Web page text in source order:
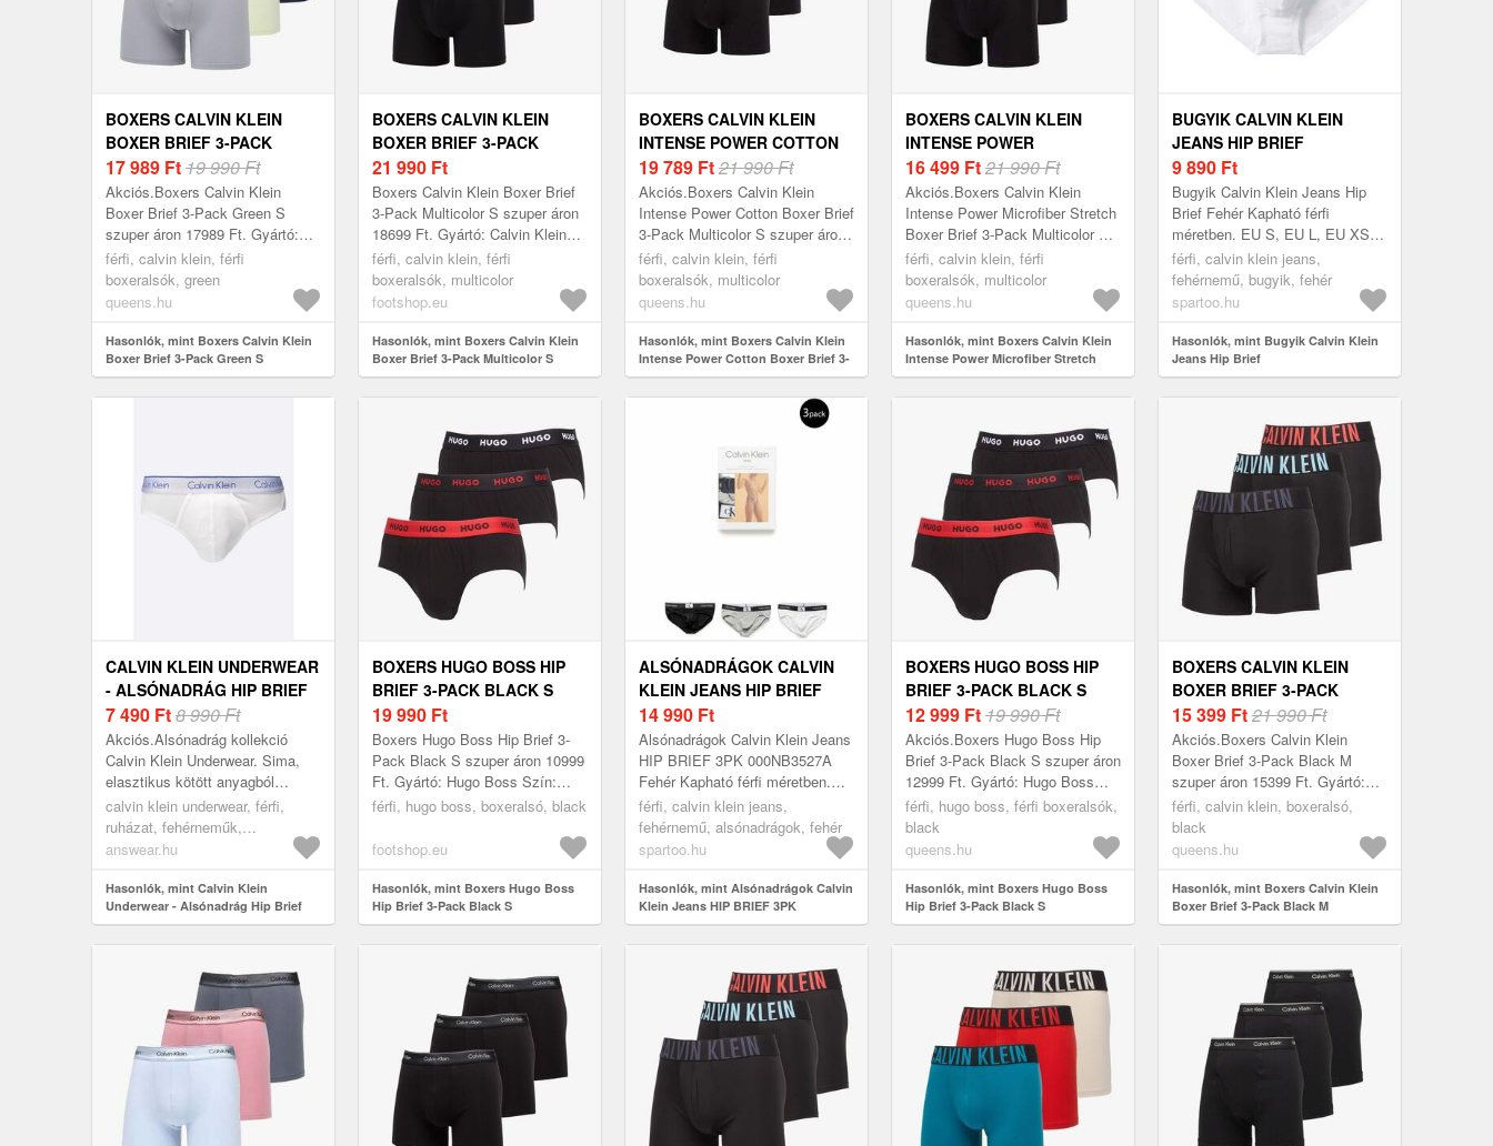
BOXERS CALVIN KLEIN
BOXER BRIEF 3-PACK
GREEN S
17 989 Ft19 990 Ft
Akciós.Boxers Calvin Klein
Boxer Brief 3-Pack Green S
szuper áron 17989 Ft. Gyártó:
Calvin Klein Szín: Green Méret:
S
férfi, calvin klein, férfi
boxeralsók, green
queens.hu
Hasonlók, mint Boxers Calvin Klein
Boxer Brief 3-Pack Green S
BOXERS CALVIN KLEIN
BOXER BRIEF 3-PACK
MULTICOLOR S
21 990 Ft
Boxers Calvin Klein Boxer Brief
3-Pack Multicolor S szuper áron
18699 Ft. Gyártó: Calvin Klein
Szín: Multicolor Méret: S
férfi, calvin klein, férfi
boxeralsók, multicolor
footshop.eu
Hasonlók, mint Boxers Calvin Klein
Boxer Brief 3-Pack Multicolor S
BOXERS CALVIN KLEIN
INTENSE POWER COTTON
BOXER BRIEF 3-PACK
MULTICOLOR S
19 789 Ft21 990 Ft
Akciós.Boxers Calvin Klein
Intense Power Cotton Boxer Brief
3-Pack Multicolor S szuper áron
19789 Ft. Gyártó: Calvin Klein
Szín: Multicolor Méret: S
férfi, calvin klein, férfi
boxeralsók, multicolor
queens.hu
Hasonlók, mint Boxers Calvin Klein
Intense Power Cotton Boxer Brief 3-
Pack Multicolor S
BOXERS CALVIN KLEIN
INTENSE POWER
MICROFIBER STRETCH
BOXER BRIEF 3-PACK
MULTICOLOR S
16 499 Ft21 990 Ft
Akciós.Boxers Calvin Klein
Intense Power Microfiber Stretch
Boxer Brief 3-Pack Multicolor S
szuper áron 16499 Ft. Gyártó:
Calvin Klein Szín: Multicolor
Mé...
férfi, calvin klein, férfi
boxeralsók, multicolor
queens.hu
Hasonlók, mint Boxers Calvin Klein
Intense Power Microfiber Stretch
Boxer Brief 3-Pack Multicolor S
BUGYIK CALVIN KLEIN
JEANS HIP BRIEF
9 890 Ft
Bugyik Calvin Klein Jeans Hip
Brief Fehér Kapható férfi
méretben. EU S, EU L, EU XS
Férfi > Fehérnemű > Bugyik
férfi, calvin klein jeans,
fehérnemű, bugyik, fehér
spartoo.hu
Hasonlók, mint Bugyik Calvin Klein
Jeans Hip Brief
CALVIN KLEIN UNDERWEAR
- ALSÓNADRÁG HIP BRIEF
7 490 Ft8 990 Ft
Akciós.Alsónadrág kollekció
Calvin Klein Underwear. Sima,
elasztikus kötött anyagból
készült modell.
calvin klein underwear, férfi,
ruházat, fehérneműk,
alsónadrágok, fehér
answear.hu
Hasonlók, mint Calvin Klein
Underwear - Alsónadrág Hip Brief
BOXERS HUGO BOSS HIP
BRIEF 3-PACK BLACK S
19 990 Ft
Boxers Hugo Boss Hip Brief 3-
Pack Black S szuper áron 10999
Ft. Gyártó: Hugo Boss Szín:
Black Méret: S
férfi, hugo boss, boxeralsó, black
footshop.eu
Hasonlók, mint Boxers Hugo Boss
Hip Brief 3-Pack Black S
ALSÓNADRÁGOK CALVIN
KLEIN JEANS HIP BRIEF
3PK 000NB3527A
14 990 Ft
Alsónadrágok Calvin Klein Jeans
HIP BRIEF 3PK 000NB3527A
Fehér Kapható férfi méretben.
EU S, EU M Férfi > Fehérnemű
> Alsónadrágok
férfi, calvin klein jeans,
fehérnemű, alsónadrágok, fehér
spartoo.hu
Hasonlók, mint Alsónadrágok Calvin
Klein Jeans HIP BRIEF 3PK
000NB3527A
BOXERS HUGO BOSS HIP
BRIEF 3-PACK BLACK S
12 999 Ft19 990 Ft
Akciós.Boxers Hugo Boss Hip
Brief 3-Pack Black S szuper áron
12999 Ft. Gyártó: Hugo Boss
Szín: Black Méret: S
férfi, hugo boss, férfi boxeralsók,
black
queens.hu
Hasonlók, mint Boxers Hugo Boss
Hip Brief 3-Pack Black S
BOXERS CALVIN KLEIN
BOXER BRIEF 3-PACK
BLACK M
15 399 Ft21 990 Ft
Akciós.Boxers Calvin Klein
Boxer Brief 3-Pack Black M
szuper áron 15399 Ft. Gyártó:
Calvin Klein Szín: Black Méret:
M
férfi, calvin klein, boxeralsó,
black
queens.hu
Hasonlók, mint Boxers Calvin Klein
Boxer Brief 3-Pack Black M